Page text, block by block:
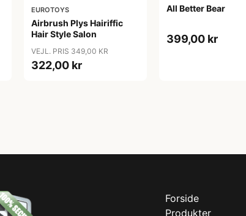
EUROTOYS
Airbrush Plys Hairiffic
Hair Style Salon
VEJL. PRIS 349,00 KR
322,00 kr
All Better Bear
399,00 kr
Forside
Produkter